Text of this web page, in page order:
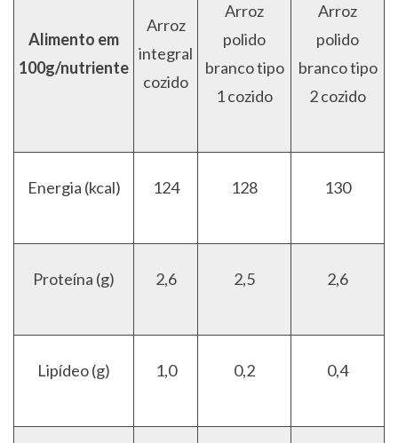
Alimento em
100g/nutriente
Arroz
integral
cozido
Arroz
polido
branco tipo
1 cozido
Arroz
polido
branco tipo
2 cozido
Energia (kcal) 124 128 130
Proteína (g) 2,6 2,5 2,6
Lipídeo (g) 1,0 0,2 0,4